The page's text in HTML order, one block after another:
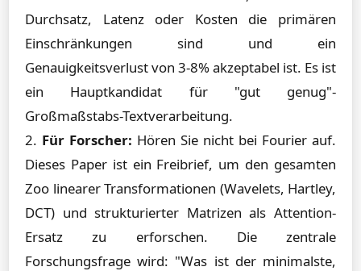
Durchsatz, Latenz oder Kosten die primären
Einschränkungen sind und ein
Genauigkeitsverlust von 3-8% akzeptabel ist. Es ist
ein Hauptkandidat für "gut genug"-
Großmaßstabs-Textverarbeitung.
2. Für Forscher: Hören Sie nicht bei Fourier auf.
Dieses Paper ist ein Freibrief, um den gesamten
Zoo linearer Transformationen (Wavelets, Hartley,
DCT) und strukturierter Matrizen als Attention-
Ersatz zu erforschen. Die zentrale
Forschungsfrage wird: "Was ist der minimalste,